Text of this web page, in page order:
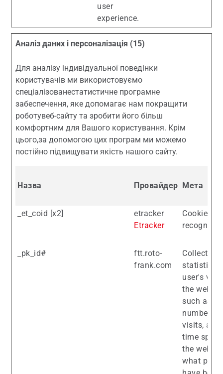
user
experience.
Аналіз даних і персоналізація (15)
Для аналізу індивідуальної поведінки
користувачів ми використовуємо
cпеціалізованестатистичне програмне
забеспечення, яке допомагає нам покращити
роботувеб-сайту та зробити його більш
комфортним для Вашого користування. Крім
цього,за допомогою цих програм ми можемо
постійно підвищувати якість нашого сайту.
Назва Провайдер Мета
_et_coid [x2]
etracker
Etracker
Cookie
_pk_id#
ftt.roto-
frank.com
Collects
statistics
user's
the
such as
number of
visits,
time
the
what